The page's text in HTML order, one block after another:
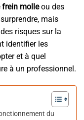
frein molleou des
mais
risques sur la
identifier les
et à quel
à un professionnel.
du